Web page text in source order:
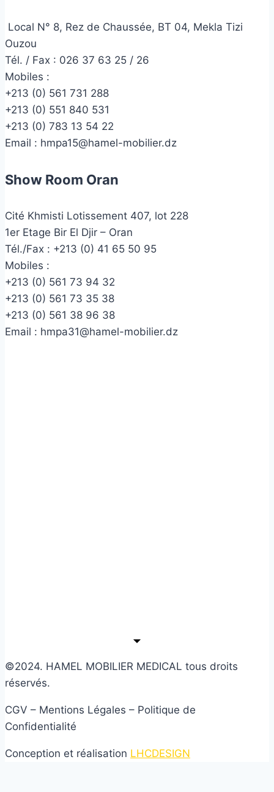
Local N° 8, Rez de Chaussée, BT 04, Mekla Tizi
Ouzou
Tél. / Fax : 026 37 63 25 / 26
Mobiles :
+213 (0) 561 731 288
+213 (0) 551 840 531
+213 (0) 783 13 54 22
Email : hmpa15@hamel-mobilier.dz
Show Room Oran
Cité Khmisti Lotissement 407, lot 228
1er Etage Bir El Djir – Oran
Tél./Fax : +213 (0) 41 65 50 95
Mobiles :
+213 (0) 561 73 94 32
+213 (0) 561 73 35 38
+213 (0) 561 38 96 38
Email : hmpa31@hamel-mobilier.dz
©2024. HAMEL MOBILIER MEDICAL tous droits
réservés.
CGV – Mentions Légales – Politique de
Confidentialité
Conception et réalisation LHCDESIGN